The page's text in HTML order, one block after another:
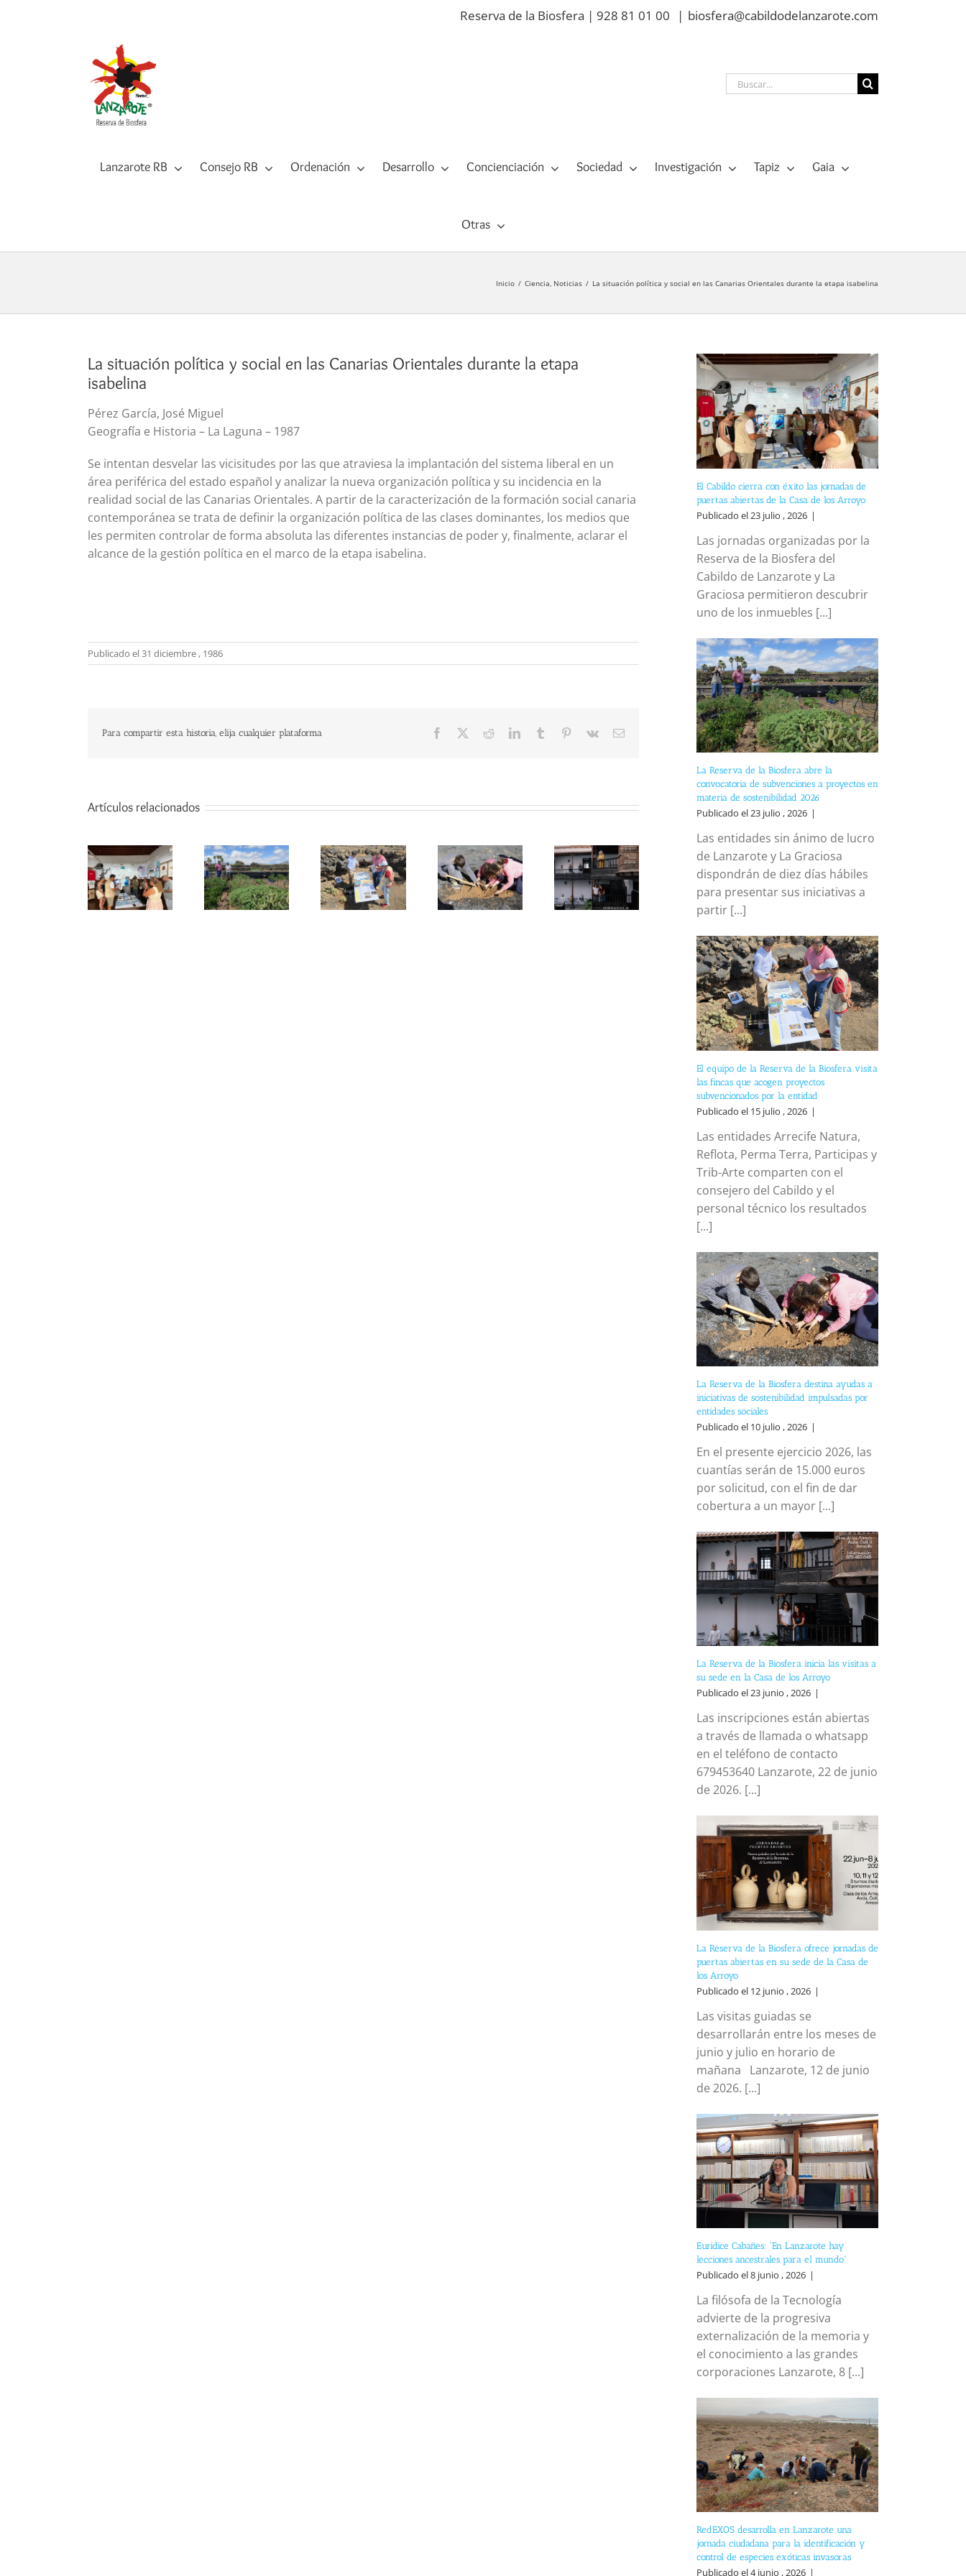
Reserva de la Biosfera | 928 81 01 00 | biosfera@cabildodelanzarote.com
Buscar:
Lanzarote RB Consejo RB Ordenación Desarrollo Concienciación Sociedad Investigación Tapiz Gaia
Otras
Inicio Ciencia Noticias La situación política y social en las Canarias Orientales durante la etapa isabelina
La situación política y social en las Canarias Orientales durante la etapa
isabelina
Pérez García, José Miguel
Geografía e Historia – La Laguna – 1987
Se intentan desvelar las vicisitudes por las que atraviesa la implantación del sistema liberal en un
área periférica del estado español y analizar la nueva organización política y su incidencia en la
realidad social de las Canarias Orientales. A partir de la caracterización de la formación social canaria
contemporánea se trata de definir la organización política de las clases dominantes, los medios que
les permiten controlar de forma absoluta las diferentes instancias de poder y, finalmente, aclarar el
alcance de la gestión política en el marco de la etapa isabelina.
Publicado el 31 diciembre , 1986
Para compartir esta historia, elija cualquier plataforma Facebook RedditLinkedInTumblr Pinterest
Vk
Correo
Artículos relacionados
El Cabildo cierra con éxito las jornadas de
puertas abiertas de la Casa de los Arroyo
Publicado el 23 julio , 2026 |
Las jornadas organizadas por la
Reserva de la Biosfera del
Cabildo de Lanzarote y La
Graciosa permitieron descubrir
uno de los inmuebles [...]
La Reserva de la Biosfera abre la
convocatoria de subvenciones a proyectos en
materia de sostenibilidad 2026
Publicado el 23 julio , 2026 |
Las entidades sin ánimo de lucro
de Lanzarote y La Graciosa
dispondrán de diez días hábiles
para presentar sus iniciativas a
partir [...]
El equipo de la Reserva de la Biosfera visita
las fincas que acogen proyectos
subvencionados por la entidad
Publicado el 15 julio , 2026 |
Las entidades Arrecife Natura,
Reflota, Perma Terra, Participas y
Trib-Arte comparten con el
consejero del Cabildo y el
personal técnico los resultados
[...]
La Reserva de la Biosfera destina ayudas a
iniciativas de sostenibilidad impulsadas por
entidades sociales
Publicado el 10 julio , 2026 |
En el presente ejercicio 2026, las
cuantías serán de 15.000 euros
por solicitud, con el fin de dar
cobertura a un mayor [...]
La Reserva de la Biosfera inicia las visitas a
su sede en la Casa de los Arroyo
Publicado el 23 junio , 2026 |
Las inscripciones están abiertas
a través de llamada o whatsapp
en el teléfono de contacto
679453640 Lanzarote, 22 de junio
de 2026. [...]
La Reserva de la Biosfera ofrece jornadas de
puertas abiertas en su sede de la Casa de
los Arroyo
Publicado el 12 junio , 2026 |
Las visitas guiadas se
desarrollarán entre los meses de
junio y julio en horario de
mañana Lanzarote, 12 de junio
de 2026. [...]
Eurídice Cabañes: “En Lanzarote hay
lecciones ancestrales para el mundo”
Publicado el 8 junio , 2026 |
La filósofa de la Tecnología
advierte de la progresiva
externalización de la memoria y
el conocimiento a las grandes
corporaciones Lanzarote, 8 [...]
RedEXOS desarrolla en Lanzarote una
jornada ciudadana para la identificación y
control de especies exóticas invasoras
Publicado el 4 junio , 2026 |